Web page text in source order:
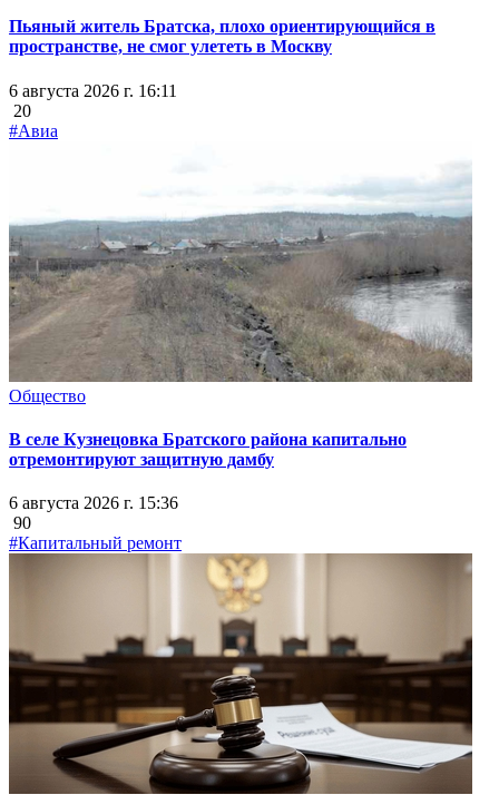
Пьяный житель Братска, плохо ориентирующийся в
пространстве, не смог улететь в Москву
6 августа 2026 г. 16:11
20
#Авиа
Общество
В селе Кузнецовка Братского района капитально
отремонтируют защитную дамбу
6 августа 2026 г. 15:36
90
#Капитальный ремонт